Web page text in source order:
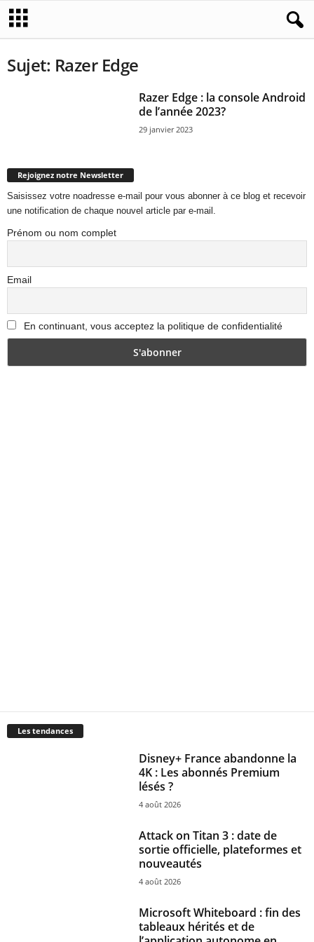
Sujet: Razer Edge
Razer Edge : la console Android
de l’année 2023?
29 janvier 2023
Rejoignez notre Newsletter
Saisissez votre noadresse e-mail pour vous abonner à ce blog et recevoir
une notification de chaque nouvel article par e-mail.
Prénom ou nom complet
Email
En continuant, vous acceptez la politique de confidentialité
Les tendances
Disney+ France abandonne la
4K : Les abonnés Premium
lésés ?
4 août 2026
Attack on Titan 3 : date de
sortie officielle, plateformes et
nouveautés
4 août 2026
Microsoft Whiteboard : fin des
tableaux hérités et de